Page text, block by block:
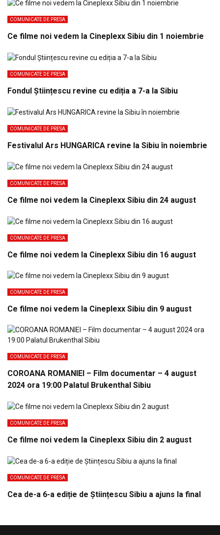
COMUNICATE DE PRESA
Ce filme noi vedem la Cineplexx Sibiu din 1 noiembrie
COMUNICATE DE PRESA
Fondul Științescu revine cu ediția a 7-a la Sibiu
COMUNICATE DE PRESA
Festivalul Ars HUNGARICA revine la Sibiu în noiembrie
COMUNICATE DE PRESA
Ce filme noi vedem la Cineplexx Sibiu din 24 august
COMUNICATE DE PRESA
Ce filme noi vedem la Cineplexx Sibiu din 16 august
COMUNICATE DE PRESA
Ce filme noi vedem la Cineplexx Sibiu din 9 august
COMUNICATE DE PRESA
COROANA ROMANIEI – Film documentar – 4 august
2024 ora 19:00 Palatul Brukenthal Sibiu
COMUNICATE DE PRESA
Ce filme noi vedem la Cineplexx Sibiu din 2 august
COMUNICATE DE PRESA
Cea de-a 6-a ediție de Științescu Sibiu a ajuns la final